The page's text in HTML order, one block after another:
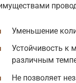
Уменьшение
Устойчивость к
различным
Не позволяет